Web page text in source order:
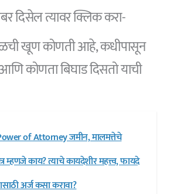
दिसेल त्यावर क्लिक करा-
खूण कोणती आहे, कधीपासून
कोणता बिघाड दिसतो याची
of Attorney जमीन, मालमत्तेचे
म्हणजे काय? त्याचे कायदेशीर महत्त्व, फायदे
अर्ज कसा करावा?